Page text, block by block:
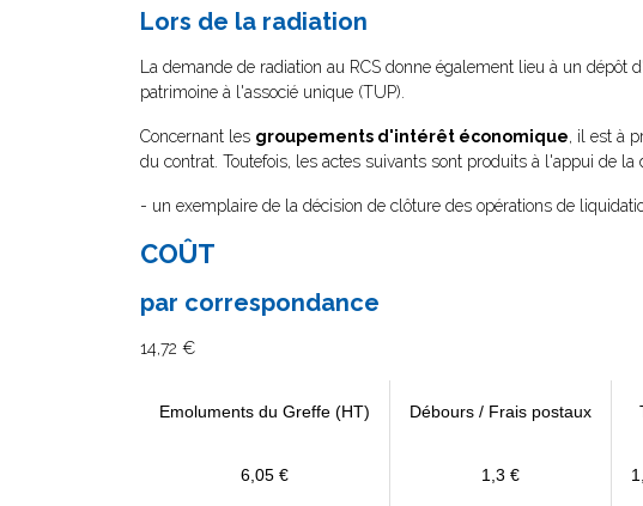
Lors de la radiation
La demande de radiation au RCS donne également lieu à un
patrimoine à l'associé unique (TUP).
Concernant les groupements d'intérêt économique, il est à
du contrat. Toutefois, les actes suivants sont produits à l'appui de la
- un exemplaire de la décision de clôture des opérations de
COÛT
par correspondance
14,72 €
Emoluments du Greffe (HT) Débours / Frais postaux
6,05 € 1,3 €